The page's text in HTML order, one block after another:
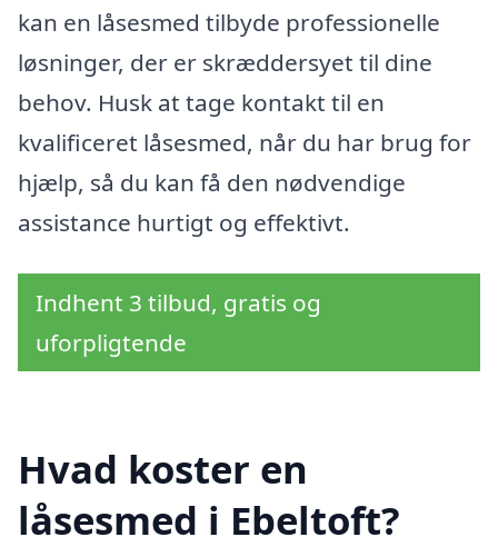
kan en låsesmed tilbyde professionelle
løsninger, der er skræddersyet til dine
behov. Husk at tage kontakt til en
kvalificeret låsesmed, når du har brug for
hjælp, så du kan få den nødvendige
assistance hurtigt og effektivt.
Indhent 3 tilbud, gratis og
uforpligtende
Hvad koster en
låsesmed i Ebeltoft?